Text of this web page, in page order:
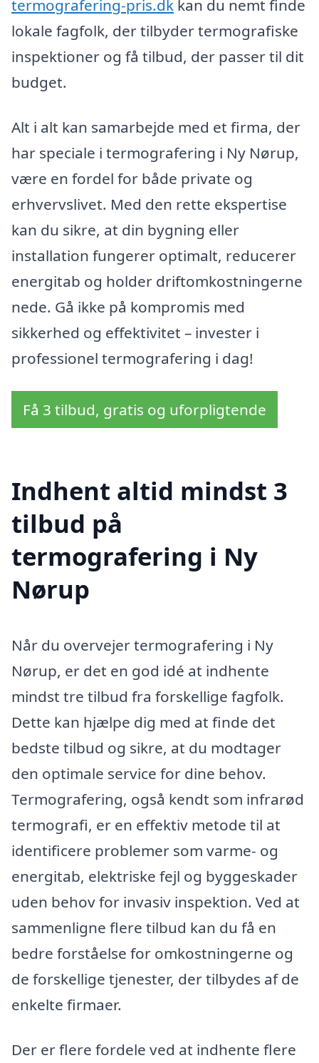
termografering-pris.dk kan du nemt finde
lokale fagfolk, der tilbyder termografiske
inspektioner og få tilbud, der passer til dit
budget.
Alt i alt kan samarbejde med et firma, der
har speciale i termografering i Ny Nørup,
være en fordel for både private og
erhvervslivet. Med den rette ekspertise
kan du sikre, at din bygning eller
installation fungerer optimalt, reducerer
energitab og holder driftomkostningerne
nede. Gå ikke på kompromis med
sikkerhed og effektivitet – invester i
professionel termografering i dag!
Få 3 tilbud, gratis og uforpligtende
Indhent altid mindst 3
tilbud på
termografering i Ny
Nørup
Når du overvejer termografering i Ny
Nørup, er det en god idé at indhente
mindst tre tilbud fra forskellige fagfolk.
Dette kan hjælpe dig med at finde det
bedste tilbud og sikre, at du modtager
den optimale service for dine behov.
Termografering, også kendt som infrarød
termografi, er en effektiv metode til at
identificere problemer som varme- og
energitab, elektriske fejl og byggeskader
uden behov for invasiv inspektion. Ved at
sammenligne flere tilbud kan du få en
bedre forståelse for omkostningerne og
de forskellige tjenester, der tilbydes af de
enkelte firmaer.
Der er flere fordele ved at indhente flere